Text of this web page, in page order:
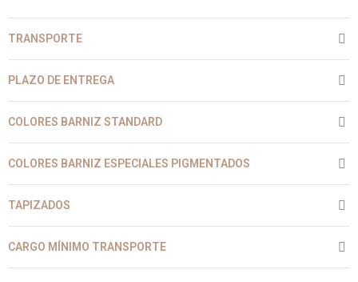
TRANSPORTE
PLAZO DE ENTREGA
COLORES BARNIZ STANDARD
COLORES BARNIZ ESPECIALES PIGMENTADOS
TAPIZADOS
CARGO MÍNIMO TRANSPORTE